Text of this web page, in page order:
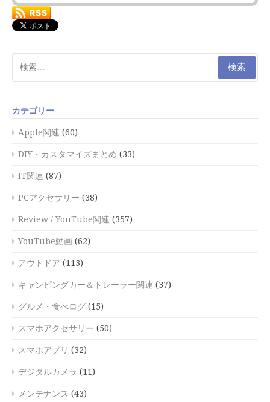
索:
カテゴリー
Apple関連 (60)
DIY・カスタマイズまとめ (33)
IT関連 (87)
PCアクセサリー (38)
Review / YouTube関連 (357)
YouTube動画 (62)
アウトドア (113)
キャンピングカー＆トレーラー関連 (37)
グルメ・食べログ (15)
スマホアクセサリー (50)
スマホアプリ (32)
デジタルカメラ (11)
メンテナンス (43)